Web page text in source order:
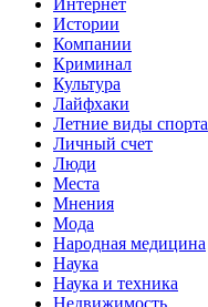
Истории
Компании
Криминал
Культура
Лайфхаки
Летние виды спорта
Личный счет
Люди
Места
Мнения
Мода
Народная медицина
Наука
Наука и техника
Недвижимость